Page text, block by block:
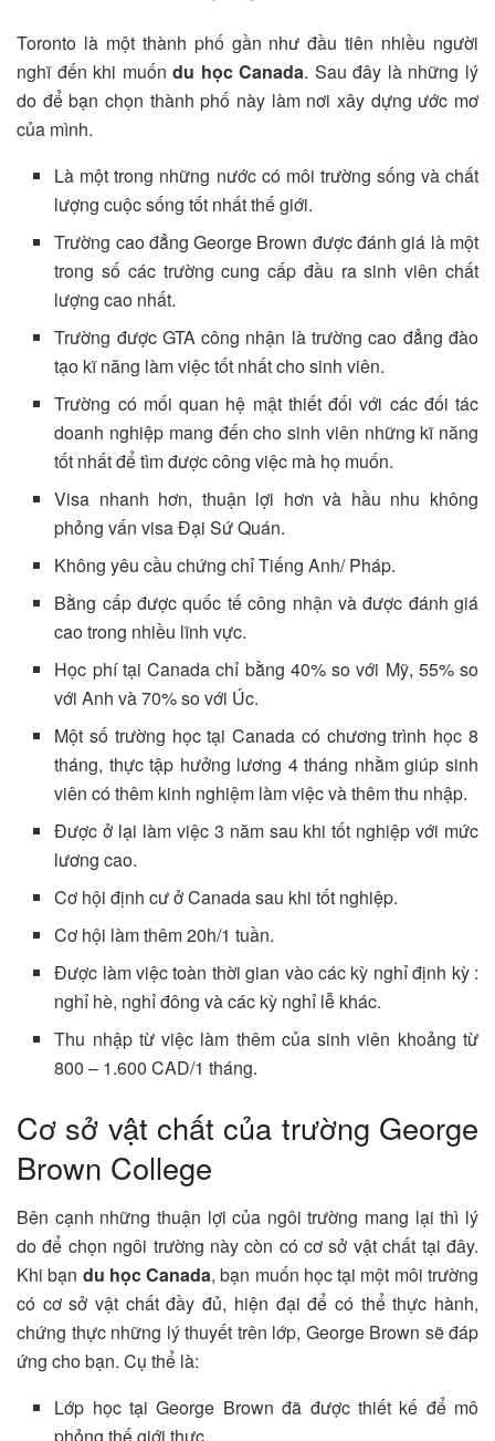
Toronto là một thành phố gần như đầu tiên nhiều người
nghĩ đến khi muốndu học Canada. Sau đây là những lý
do để bạn chọn thành phố này làm nơi xây dựng ước mơ
của mình.
Là một trong những nước có môi trường sống và chất
lượng cuộc sống tốt nhất thế giới.
Trường cao đẳng George Brown được đánh giá là một
trong số các trường cung cấp đầu ra sinh viên chất
lượng cao nhất.
Trường được GTA công nhận là trường cao đẳng đào
tạo kĩ năng làm việc tốt nhất cho sinh viên.
Trường có mối quan hệ mật thiết đối với các đối tác
doanh nghiệp mang đến cho sinh viên những kĩ năng
tốt nhất để tìm được công việc mà họ muốn.
Visa nhanh hơn, thuận lợi hơn và hầu nhu không
phỏng vấn visa Đại Sứ Quán.
Không yêu cầu chứng chỉ Tiếng Anh/ Pháp.
Bằng cấp được quốc tế công nhận và được đánh giá
cao trong nhiều lĩnh vực.
Học phí tại Canada chỉ bằng 40% so với Mỹ, 55% so
với Anh và 70% so với Úc.
Một số trường học tại Canada có chương trình học 8
tháng, thực tập hưởng lương 4 tháng nhằm giúp sinh
viên có thêm kinh nghiệm làm việc và thêm thu nhập.
Được ở lại làm việc 3 năm sau khi tốt nghiệp với mức
lương cao.
Cơ hội định cư ở Canada sau khi tốt nghiệp.
Cơ hội làm thêm 20h/1 tuần.
Được làm việc toàn thời gian vào các kỳ nghỉ định kỳ :
nghỉ hè, nghỉ đông và các kỳ nghỉ lễ khác.
Thu nhập từ việc làm thêm của sinh viên khoảng từ
800 – 1.600 CAD/1 tháng.
Cơ sở vật chất của trường George
Brown College
Bên cạnh những thuận lợi của ngôi trường mang lại thì lý
do để chọn ngôi trường này còn có cơ sở vật chất tại đây.
Khi bạn du học Canada, bạn muốn học tại một môi trường
có cơ sở vật chất đầy đủ, hiện đại để có thể thực hành,
chứng thực những lý thuyết trên lớp, George Brown sẽ đáp
ứng cho bạn. Cụ thể là:
Lớp học tại George Brown đã được thiết kế để mô
phỏng thế giới thực.